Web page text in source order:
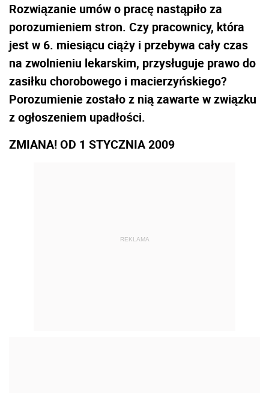
Rozwiązanie umów o pracę nastąpiło za
porozumieniem stron. Czy pracownicy, która
jest w 6. miesiącu ciąży i przebywa cały czas
na zwolnieniu lekarskim, przysługuje prawo do
zasiłku chorobowego i macierzyńskiego?
Porozumienie zostało z nią zawarte w związku
z ogłoszeniem upadłości.
ZMIANA! OD 1 STYCZNIA 2009
REKLAMA